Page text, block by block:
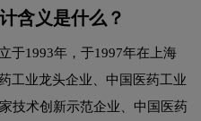
含义是什么？
于1993年，于1997年在上海
工业龙头企业、中国医药工业
技术创新示范企业、中国医药